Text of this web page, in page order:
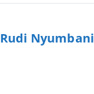
Rudi Nyumbani